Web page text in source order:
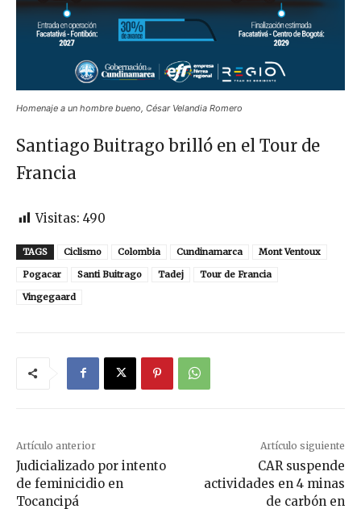
Homenaje a un hombre bueno, César Velandia Romero
Santiago Buitrago brilló en el Tour de
Francia
Visitas: 490
TAGS Ciclismo Colombia Cundinamarca
Mont Ventoux
Pogacar
Santi Buitrago Tadej
Tour de Francia
Vingegaard
Artículo anterior
Judicializado por intento
de feminicidio en
Tocancipá
Artículo siguiente
CAR suspende
actividades en 4 minas
de carbón en